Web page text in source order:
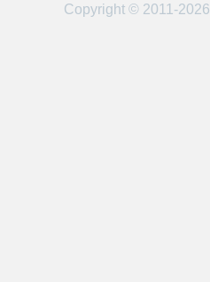
Copyright © 2011-2026